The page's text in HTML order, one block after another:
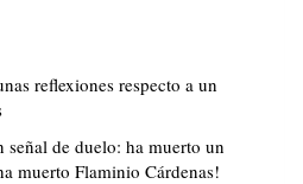
reflexiones respecto a un
señal de duelo: ha muerto un
muerto Flaminio Cárdenas!